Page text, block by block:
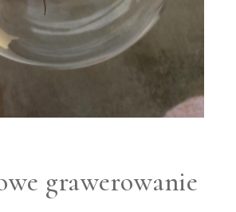
grawerowanie